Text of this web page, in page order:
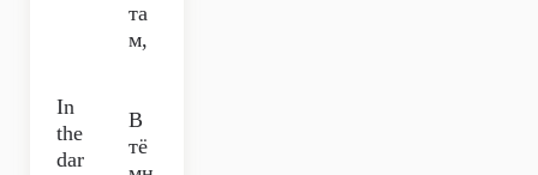
та
м,
In
the
dar
В
тё